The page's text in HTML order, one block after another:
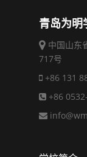
青岛为明
中国山东
717号
+86 131
+86